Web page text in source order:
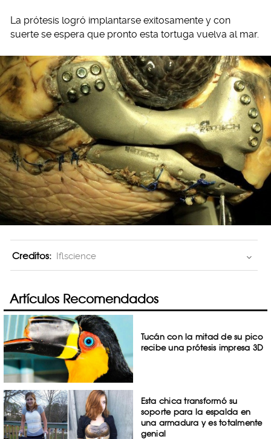
La prótesis logró implantarse exitosamente y con
suerte se espera que pronto esta tortuga vuelva al mar.
Creditos: Iflscience
Artículos Recomendados
Tucán con la mitad de su pico
recibe una prótesis impresa 3D
Esta chica transformó su
soporte para la espalda en
una armadura y es totalmente
genial